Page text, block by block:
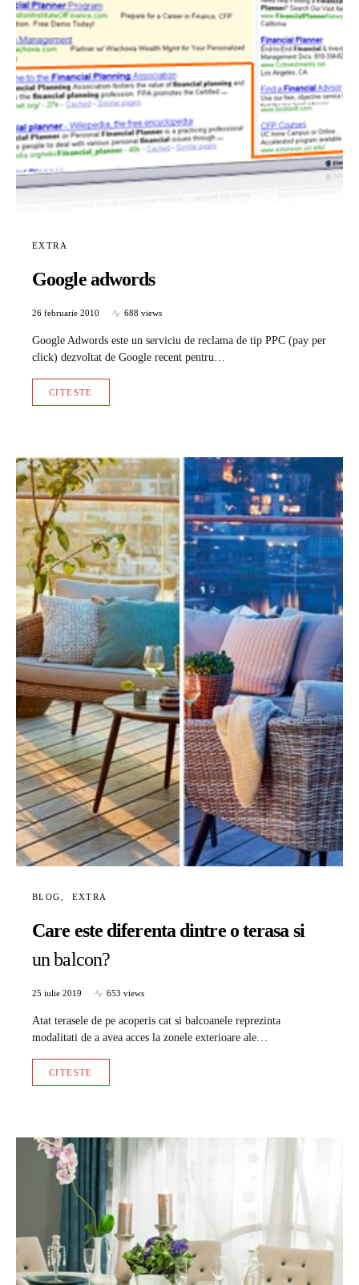
EXTRA
Google adwords
26 februarie 2010 688 views
Google Adwords este un serviciu de reclama de tip PPC (pay per
click) dezvoltat de Google recent pentru…
CITESTE
BLOG EXTRA
Care este diferenta dintre o terasa si
un balcon?
25 iulie 2019 653 views
Atat terasele de pe acoperis cat si balcoanele reprezinta
modalitati de a avea acces la zonele exterioare ale…
CITESTE